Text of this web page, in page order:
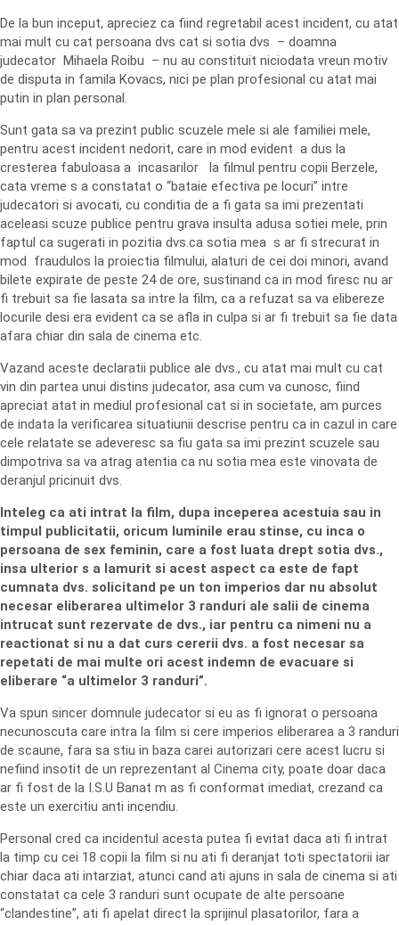
De la bun inceput, apreciez ca fiind regretabil acest incident, cu atat
mai mult cu cat persoana dvs cat si sotia dvs – doamna
judecator Mihaela Roibu – nu au constituit niciodata vreun motiv
de disputa in famila Kovacs, nici pe plan profesional cu atat mai
putin in plan personal.
Sunt gata sa va prezint public scuzele mele si ale familiei mele,
pentru acest incident nedorit, care in mod evident a dus la
cresterea fabuloasa a incasarilor la filmul pentru copii Berzele,
cata vreme s a constatat o “bataie efectiva pe locuri” intre
judecatori si avocati, cu conditia de a fi gata sa imi prezentati
aceleasi scuze publice pentru grava insulta adusa sotiei mele, prin
faptul ca sugerati in pozitia dvs.ca sotia mea s ar fi strecurat in
mod fraudulos la proiectia filmului, alaturi de cei doi minori, avand
bilete expirate de peste 24 de ore, sustinand ca in mod firesc nu ar
fi trebuit sa fie lasata sa intre la film, ca a refuzat sa va elibereze
locurile desi era evident ca se afla in culpa si ar fi trebuit sa fie data
afara chiar din sala de cinema etc.
Vazand aceste declaratii publice ale dvs., cu atat mai mult cu cat
vin din partea unui distins judecator, asa cum va cunosc, fiind
apreciat atat in mediul profesional cat si in societate, am purces
de indata la verificarea situatiunii descrise pentru ca in cazul in care
cele relatate se adeveresc sa fiu gata sa imi prezint scuzele sau
dimpotriva sa va atrag atentia ca nu sotia mea este vinovata de
deranjul pricinuit dvs.
Inteleg ca ati intrat la film, dupa inceperea acestuia sau in
timpul publicitatii, oricum luminile erau stinse, cu inca o
persoana de sex feminin, care a fost luata drept sotia dvs.,
insa ulterior s a lamurit si acest aspect ca este de fapt
cumnata dvs. solicitand pe un ton imperios dar nu absolut
necesar eliberarea ultimelor 3 randuri ale salii de cinema
intrucat sunt rezervate de dvs., iar pentru ca nimeni nu a
reactionat si nu a dat curs cererii dvs. a fost necesar sa
repetati de mai multe ori acest indemn de evacuare si
eliberare “a ultimelor 3 randuri”.
Va spun sincer domnule judecator si eu as fi ignorat o persoana
necunoscuta care intra la film si cere imperios eliberarea a 3 randuri
de scaune, fara sa stiu in baza carei autorizari cere acest lucru si
nefiind insotit de un reprezentant al Cinema city, poate doar daca
ar fi fost de la I.S.U Banat m as fi conformat imediat, crezand ca
este un exercitiu anti incendiu.
Personal cred ca incidentul acesta putea fi evitat daca ati fi intrat
la timp cu cei 18 copii la film si nu ati fi deranjat toti spectatorii iar
chiar daca ati intarziat, atunci cand ati ajuns in sala de cinema si ati
constatat ca cele 3 randuri sunt ocupate de alte persoane
“clandestine”, ati fi apelat direct la sprijinul plasatorilor, fara a